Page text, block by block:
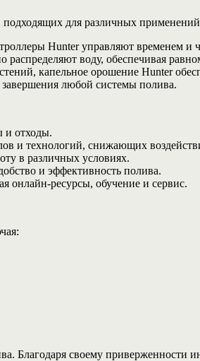
подходящих для различных
Hunter управляют временем и
воду, обеспечивая
капельное орошение Hunter
любой системы полива.
и отходы.
и технологий, снижающих
в различных условиях.
и эффективность полива.
онлайн-ресурсы, обучение и сервис.
Благодаря своему